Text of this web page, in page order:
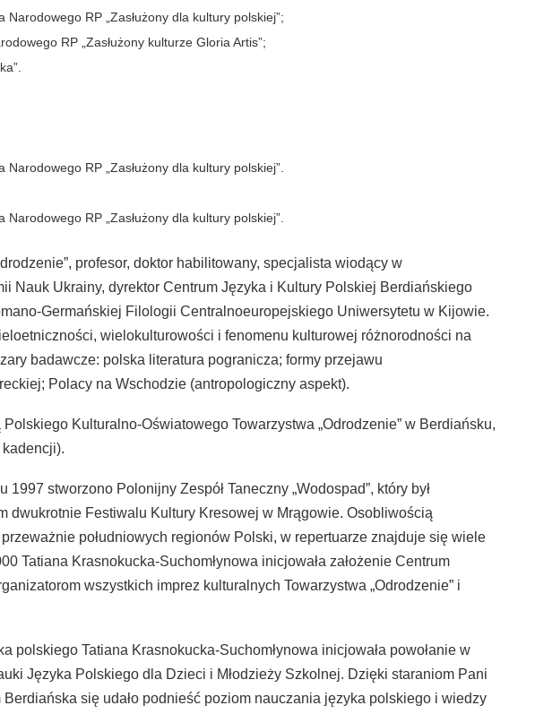
RP „Zasłużony dla kultury polskiej”;
RP „Zasłużony kulturze Gloria Artis”;
RP „Zasłużony dla kultury polskiej”.
RP „Zasłużony dla kultury polskiej”.
profesor, doktor habilitowany, specjalista wiodący w
Nauk Ukrainy, dyrektor Centrum Języka i Kultury Polskiej Berdiańskiego
Germańskiej Filologii Centralnoeuropejskiego Uniwersytetu w Kijowie.
wielokulturowości i fenomenu kulturowej różnorodności na
badawcze: polska literatura pogranicza; formy przejawu
Polacy na Wschodzie (antropologiczny aspekt).
Polskiego Kulturalno-Oświatowego Towarzystwa „Odrodzenie” w Berdiańsku,
kadencji).
stworzono Polonijny Zespół Taneczny „Wodospad”, który był
dwukrotnie Festiwalu Kultury Kresowej w Mrągowie. Osobliwością
południowych regionów Polski, w repertuarze znajduje się wiele
Tatiana Krasnokucka-Suchomłynowa inicjowała założenie Centrum
wszystkich imprez kulturalnych Towarzystwa „Odrodzenie” i
Tatiana Krasnokucka-Suchomłynowa inicjowała powołanie w
Języka Polskiego dla Dzieci i Młodzieży Szkolnej. Dzięki staraniom Pani
się udało podnieść poziom nauczania języka polskiego i wiedzy